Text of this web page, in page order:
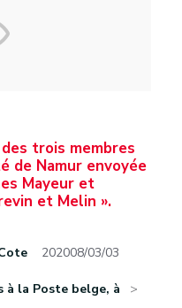
trois membres
de Namur envoyée
Mayeur et
et Melin ».
202008/03/03
la Poste belge, à